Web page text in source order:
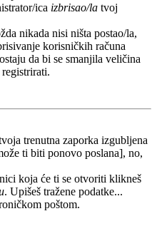
ica izbrisao/la tvoj
nikada nisi ništa postao/la,
korisničkih računa
da bi se smanjila veličina
trenutna zaporka izgubljena
ti biti ponovo poslana], no,
koja će ti se otvoriti klikneš
. Upišeš tražene podatke...
poštom.